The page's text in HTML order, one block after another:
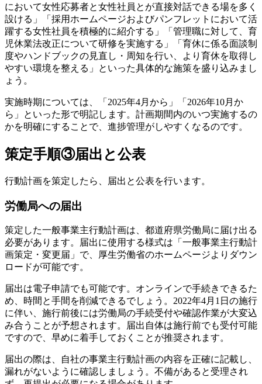
において女性応募者と女性社員とが直接対話できる場を多く
設ける」「採用ホームページおよびパンフレットにおいて活
躍する女性社員を積極的に紹介する」「管理職に対して、育
児休業法改正について研修を実施する」「育休に係る面談制
度やハンドブックの見直し・周知を行い、より育休を取得し
やすい環境を整える」といった具体的な施策を盛り込みまし
ょう。
実施時期については、「2025年4月から」「2026年10月か
ら」といった形で明記します。計画期間内のいつ実施するの
かを明確にすることで、進捗管理がしやすくなるのです。
策定手順③届出と公表
行動計画を策定したら、届出と公表を行います。
労働局への届出
策定した一般事業主行動計画は、都道府県労働局に届け出る
必要があります。届出に使用する様式は「一般事業主行動計
画策定・変更届」で、厚生労働省のホームページよりダウン
ロードが可能です。
届出は電子申請でも可能です。オンラインで手続きできるた
め、時間と手間を削減できるでしょう。2022年4月1日の施行
に伴い、施行前後には労働局の手続受付や確認作業が大変込
み合うことが予想されます。届出自体は施行前でも受付可能
ですので、早めに着手しておくことが推奨されます。
届出の際は、自社の事業主行動計画の内容を正確に記載し、
漏れがないように確認しましょう。不備があると受理され